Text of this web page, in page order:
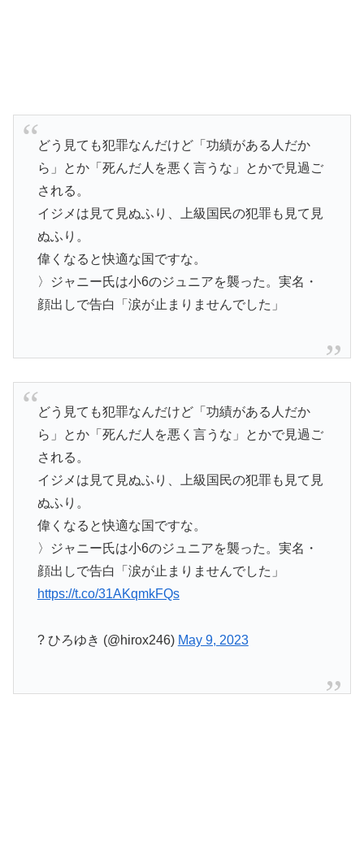
どう見ても犯罪なんだけど「功績がある人だか
ら」とか「死んだ人を悪く言うな」とかで見過ご
される。
イジメは見て見ぬふり、上級国民の犯罪も見て見
ぬふり。
偉くなると快適な国ですな。
〉ジャニー氏は小6のジュニアを襲った。実名・
顔出しで告白「涙が止まりませんでした」
どう見ても犯罪なんだけど「功績がある人だか
ら」とか「死んだ人を悪く言うな」とかで見過ご
される。
イジメは見て見ぬふり、上級国民の犯罪も見て見
ぬふり。
偉くなると快適な国ですな。
〉ジャニー氏は小6のジュニアを襲った。実名・
顔出しで告白「涙が止まりませんでした」
https://t.co/31AKqmkFQs
? ひろゆき (@hirox246) May 9, 2023